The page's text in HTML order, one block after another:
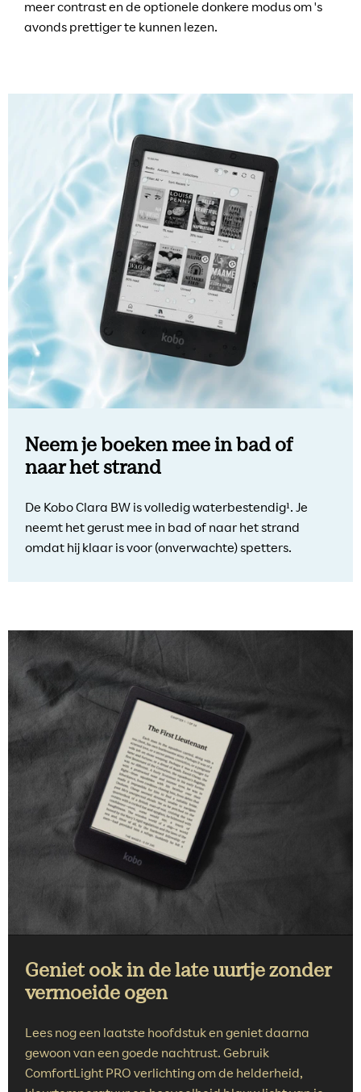
meer contrast en de optionele donkere modus om 's
avonds prettiger te kunnen lezen.
Neem je boeken mee in bad of
naar het strand
De Kobo Clara BW is volledig waterbestendig¹. Je
neemt het gerust mee in bad of naar het strand
omdat hij klaar is voor (onverwachte) spetters.
Geniet ook in de late uurtje zonder
vermoeide ogen
Lees nog een laatste hoofdstuk en geniet daarna
gewoon van een goede nachtrust. Gebruik
ComfortLight PRO verlichting om de helderheid,